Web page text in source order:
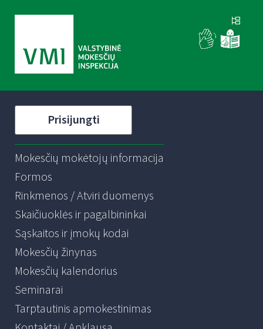
Prisijungti
Mokesčių mokėtojų informacija
Formos
Rinkmenos / Atviri duomenys
Skaičiuoklės ir pagalbininkai
Sąskaitos ir įmokų kodai
Mokesčių žinynas
Mokesčių kalendorius
Seminarai
Tarptautinis apmokestinimas